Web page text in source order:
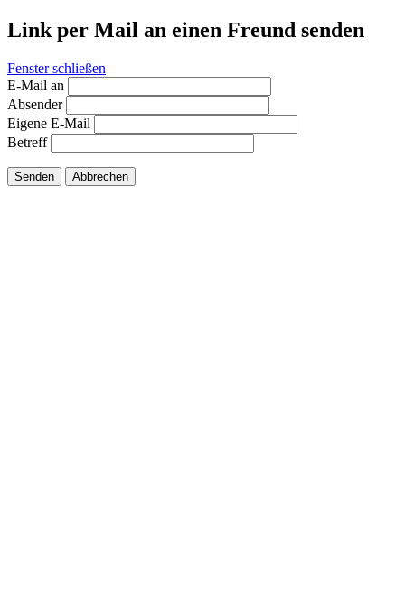
Link per Mail an einen Freund senden
Fenster schließen
E-Mail an
Absender
Eigene E-Mail
Betreff
Senden Abbrechen